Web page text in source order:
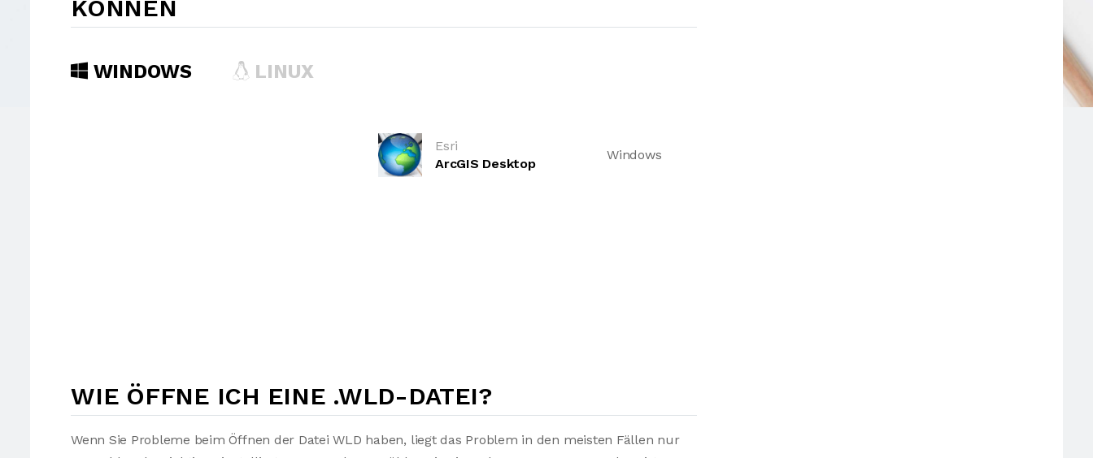
KÖNNEN
WINDOWS LINUX
Esri
ArcGIS Desktop
Windows
WIE ÖFFNE ICH EINE .WLD-DATEI?
Wenn Sie Probleme beim Öffnen der Datei WLD haben, liegt das Problem in den meisten Fällen nur